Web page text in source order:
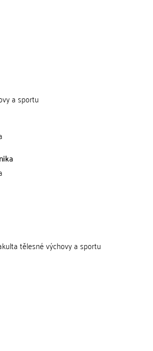
a sportu
tělesné výchovy a sportu